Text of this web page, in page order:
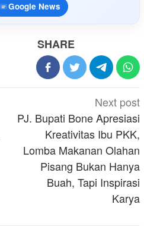
Google News
SHARE
Next post
PJ. Bupati Bone Apresiasi
Kreativitas Ibu PKK,
Lomba Makanan Olahan
Pisang Bukan Hanya
Buah, Tapi Inspirasi
Karya